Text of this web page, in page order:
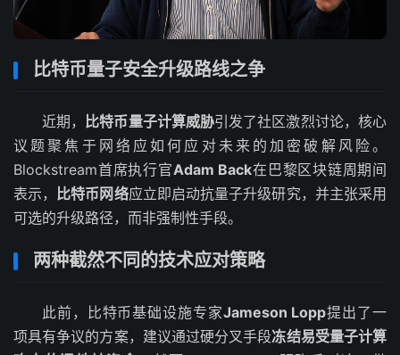
比特币量子安全升级路线之争
近期， 比特币量子计算威胁引发了社区激烈讨论，核心
议题聚焦于网络应如何应对未来的加密破解风险。
Blockstream首席执行官Adam Back在巴黎区块链周期间
表示，
比特币网络应立即启动抗量子升级研究，并主张采用
可选的升级路径，而非强制性手段。
两种截然不同的技术应对策略
此前，比特币基础设施专家Jameson Lopp提出了一
项具有争议的方案，建议通过硬分叉手段冻结易受量子计算